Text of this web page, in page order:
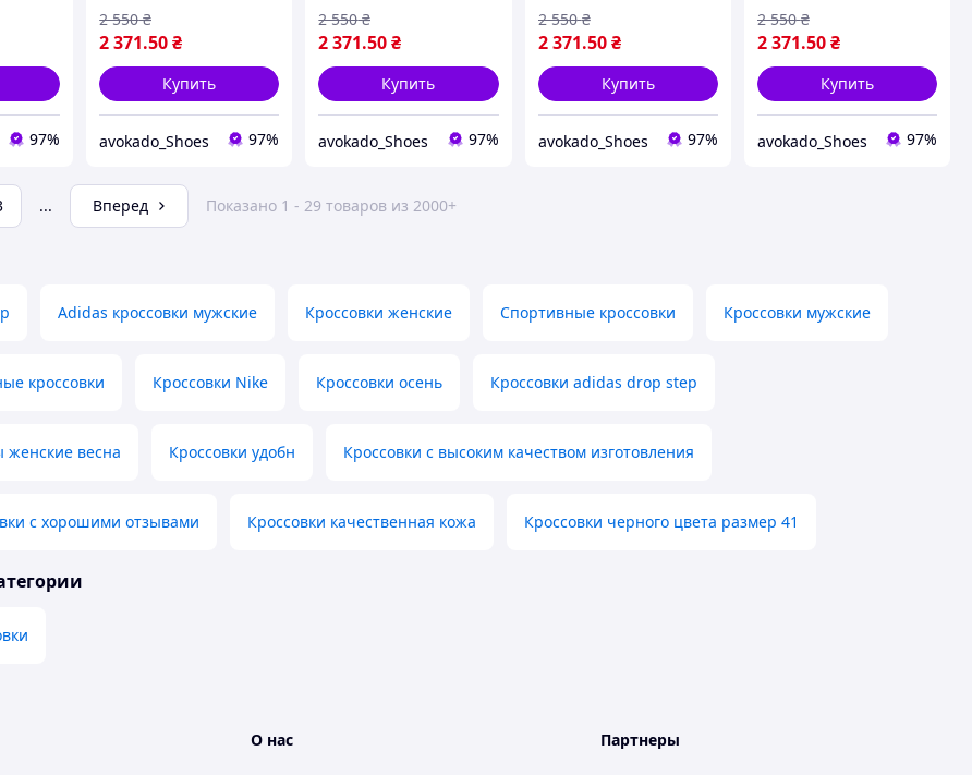
97%
2 371.50₴
2 550 ₴
Купить
avokado_Shoes 97%
2 371.50₴
2 550 ₴
Купить
avokado_Shoes 97%
2 371.50 ₴
2 550 ₴
Купить
avokado_Shoes 97%
2 371.50₴
2 550 ₴
Купить
avokado_Shoes 97%
... Вперед Показано 1 - 29 товаров из 2000+
Adidas кроссовки мужские Кроссовки женские Спортивные кроссовки Кроссовки мужские
кроссовки Кроссовки Nike Кроссовки осень Кроссовки adidas drop step
женские весна Кроссовки удобн Кроссовки с высоким качеством изготовления
с хорошими отзывами Кроссовки качественная кожа Кроссовки черного цвета размер 41
О нас Партнеры